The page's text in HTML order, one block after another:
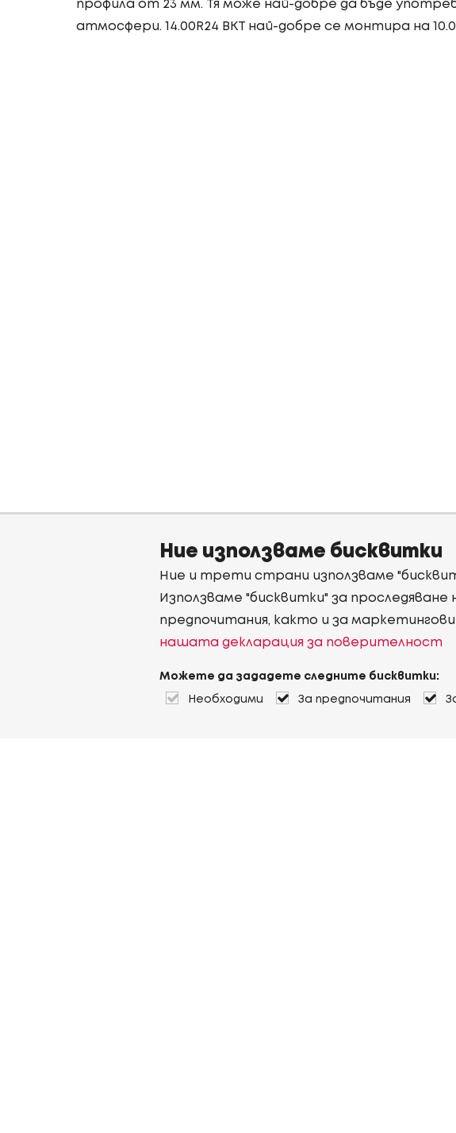
профила от 23 мм. Тя може най-добре да бъде
атмосфери. 14.00R24 BKT най-добре се монтира на
Ние използваме бисквитки
Ние и трети страни използваме
Използваме "бисквитки" за
предпочитания, както и за
нашата декларация за поверителност
Можете да зададете следните бисквитки:
Необходими За предпочитания